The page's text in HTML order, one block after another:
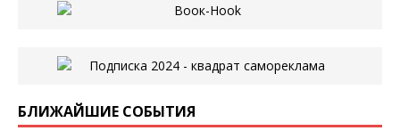
БЛИЖАЙШИЕ СОБЫТИЯ